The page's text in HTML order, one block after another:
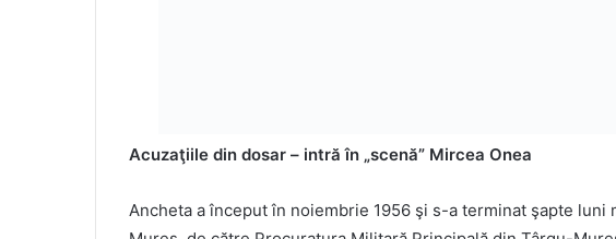
Acuzaţiile din dosar – intră în „scenă” Mircea Onea
Ancheta a început în noiembrie 1956 şi s-a terminat şapte luni